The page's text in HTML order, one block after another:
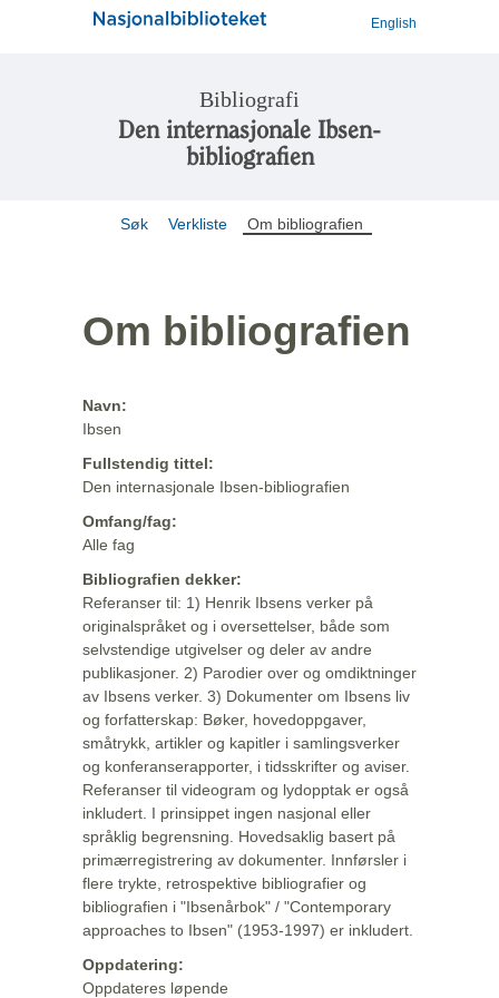
English
Bibliografi
Den internasjonale Ibsen-
bibliografien
Søk Verkliste Om bibliografien
Om bibliografien
Navn:
Ibsen
Fullstendig tittel:
Den internasjonale Ibsen-bibliografien
Omfang/fag:
Alle fag
Bibliografien dekker:
Referanser til: 1) Henrik Ibsens verker på
originalspråket og i oversettelser, både som
selvstendige utgivelser og deler av andre
publikasjoner. 2) Parodier over og omdiktninger
av Ibsens verker. 3) Dokumenter om Ibsens liv
og forfatterskap: Bøker, hovedoppgaver,
småtrykk, artikler og kapitler i samlingsverker
og konferanserapporter, i tidsskrifter og aviser.
Referanser til videogram og lydopptak er også
inkludert. I prinsippet ingen nasjonal eller
språklig begrensning. Hovedsaklig basert på
primærregistrering av dokumenter. Innførsler i
flere trykte, retrospektive bibliografier og
bibliografien i "Ibsenårbok" / "Contemporary
approaches to Ibsen" (1953-1997) er inkludert.
Oppdatering:
Oppdateres løpende